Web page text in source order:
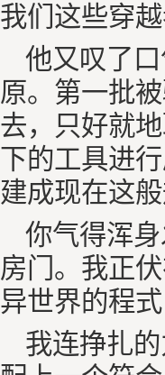
我们这些穿
他又叹了
原。第一批
去，只好就
下的工具进
建成现在这
你气得浑
房门。我正
异世界的程
我连挣扎